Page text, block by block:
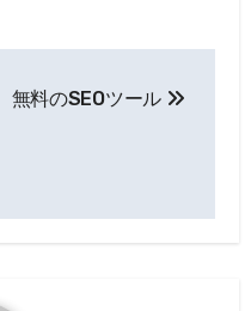
無料のSEOツール